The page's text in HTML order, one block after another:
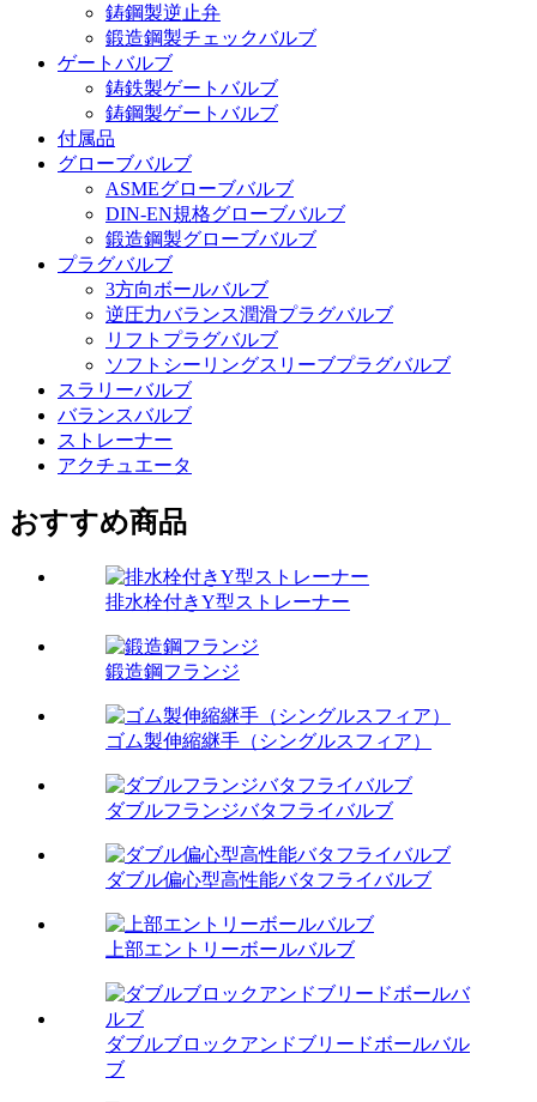
鋳鋼製逆止弁
鍛造鋼製チェックバルブ
ゲートバルブ
鋳鉄製ゲートバルブ
鋳鋼製ゲートバルブ
付属品
グローブバルブ
ASMEグローブバルブ
DIN-EN規格グローブバルブ
鍛造鋼製グローブバルブ
プラグバルブ
3方向ボールバルブ
逆圧力バランス潤滑プラグバルブ
リフトプラグバルブ
ソフトシーリングスリーブプラグバルブ
スラリーバルブ
バランスバルブ
ストレーナー
アクチュエータ
おすすめ商品
排水栓付きY型ストレーナー
鍛造鋼フランジ
ゴム製伸縮継手（シングルスフィア）
ダブルフランジバタフライバルブ
ダブル偏心型高性能バタフライバルブ
上部エントリーボールバルブ
ダブルブロックアンドブリードボールバル
ブ